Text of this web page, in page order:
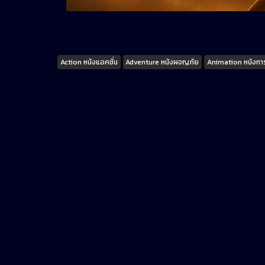
Tags
Action หนังแอคชั่น Adventure หนังผจญภัย Animation หนังก